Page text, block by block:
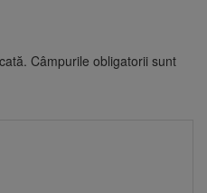
Câmpurile obligatorii sunt